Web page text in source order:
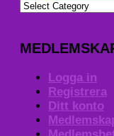
Logga in
Registrera
Ditt konto